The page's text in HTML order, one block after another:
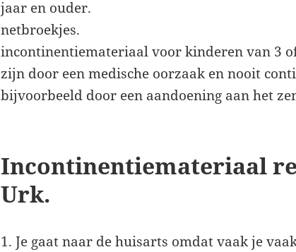
jaar en ouder.
netbroekjes.
incontinentiemateriaal voor kinderen van 3
zijn door een medische oorzaak en nooit
bijvoorbeeld door een aandoening aan het
Incontinentiemateriaal
Urk.
1. Je gaat naar de huisarts omdat vaak je